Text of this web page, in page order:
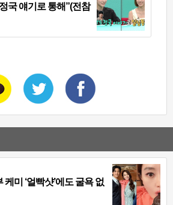
국 얘기로 통해”(전참
미 ‘얼빡샷’에도 굴욕 없